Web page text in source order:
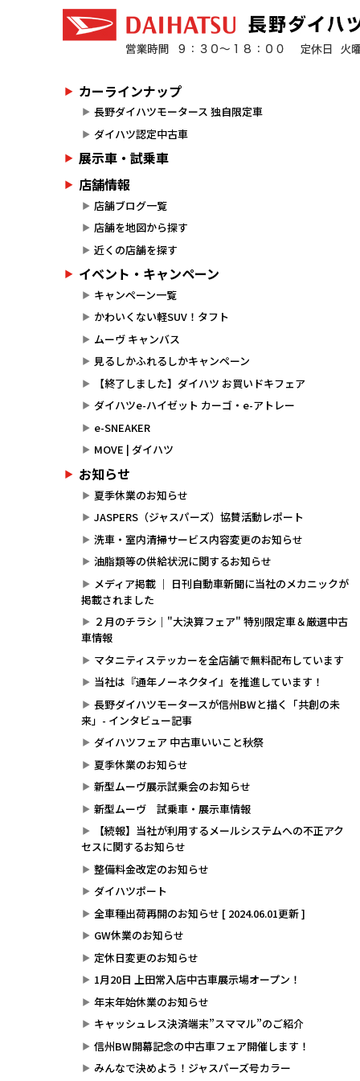
カーラインナップ
長野ダイハツモータース 独自限定車
ダイハツ認定中古車
展示車・試乗車
店舗情報
店舗ブログ一覧
店舗を地図から探す
近くの店舗を探す
イベント・キャンペーン
キャンペーン一覧
かわいくない軽SUV！タフト
ムーヴ キャンバス
見るしかふれるしかキャンペーン
【終了しました】ダイハツ お買いドキフェア
ダイハツe-ハイゼット カーゴ・e-アトレー
e-SNEAKER
MOVE | ダイハツ
お知らせ
夏季休業のお知らせ
JASPERS（ジャスパーズ）協賛活動レポート
洗車・室内清掃サービス内容変更のお知らせ
油脂類等の供給状況に関するお知らせ
メディア掲載 ｜ 日刊自動車新聞に当社のメカニックが
掲載されました
２月のチラシ｜"大決算フェア" 特別限定車＆厳選中古
車情報
マタニティステッカーを全店舗で無料配布しています
当社は『通年ノーネクタイ』を推進しています！
長野ダイハツモータースが信州BWと描く「共創の未
来」- インタビュー記事
ダイハツフェア 中古車いいこと秋祭
夏季休業のお知らせ
新型ムーヴ展示試乗会のお知らせ
新型ムーヴ 試乗車・展示車情報
【続報】当社が利用するメールシステムへの不正アク
セスに関するお知らせ
整備料金改定のお知らせ
ダイハツポート
全車種出荷再開のお知らせ [ 2024.06.01更新 ]
GW休業のお知らせ
定休日変更のお知らせ
1月20日 上田常入店中古車展示場オープン！
年末年始休業のお知らせ
キャッシュレス決済端末”スママル”のご紹介
信州BW開幕記念の中古車フェア開催します！
みんなで決めよう！ジャスパーズ号カラー